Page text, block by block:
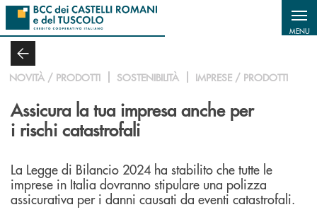
Salta al contenuto principale
MENU
NOVITÀ / PRODOTTI SOSTENIBILITÀ IMPRESE / PRODOTTI
Assicura la tua impresa anche per
i rischi catastrofali
La Legge di Bilancio 2024 ha stabilito che tutte le
imprese in Italia dovranno stipulare una polizza
assicurativa per i danni causati da eventi catastrofali.